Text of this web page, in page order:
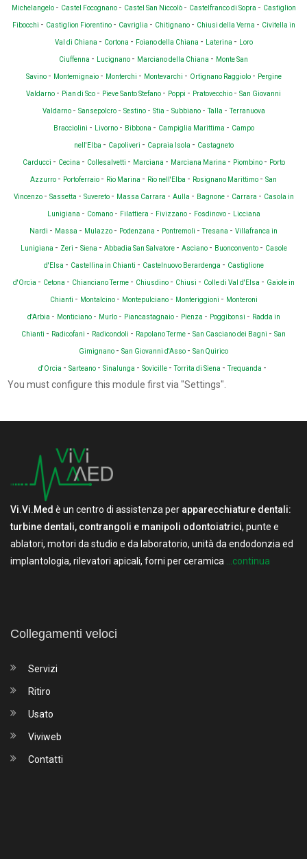
Michelangelo - Castel Focognano - Castel San Niccolò - Castelfranco di Sopra - Castiglion
Fibocchi - Castiglion Fiorentino - Cavriglia - Chitignano - Chiusi della Verna - Civitella in
Val di Chiana - Cortona - Foiano della Chiana - Laterina - Loro
Ciuffenna - Lucignano - Marciano della Chiana - Monte San
Savino - Montemignaio - Monterchi - Montevarchi - Ortignano Raggiolo - Pergine
Valdarno - Pian di Sco - Pieve Santo Stefano - Poppi - Pratovecchio - San Giovanni
Valdarno - Sansepolcro - Sestino - Stia - Subbiano -Talla -Terranuova
Bracciolini - Livorno - Bibbona - Campiglia Marittima - Campo
nell'Elba - Capoliveri - Capraia Isola - Castagneto
Carducci - Cecina - Collesalvetti - Marciana - Marciana Marina - Piombino - Porto
Azzurro - Portoferraio - Rio Marina - Rio nell'Elba - Rosignano Marittimo - San
Vincenzo - Sassetta - Suvereto - Massa Carrara - Aulla - Bagnone - Carrara - Casola in
Lunigiana - Comano - Filattiera - Fivizzano - Fosdinovo - Licciana
Nardi - Massa - Mulazzo - Podenzana - Pontremoli -Tresana - Villafranca in
Lunigiana - Zeri - Siena - Abbadia San Salvatore - Asciano - Buonconvento - Casole
d'Elsa - Castellina in Chianti - Castelnuovo Berardenga - Castiglione
d'Orcia - Cetona - Chianciano Terme - Chiusdino - Chiusi - Colle di Val d'Elsa - Gaiole in
Chianti - Montalcino - Montepulciano - Monteriggioni - Monteroni
d'Arbia - Monticiano - Murlo - Piancastagnaio - Pienza - Poggibonsi - Radda in
Chianti - Radicofani - Radicondoli - Rapolano Terme - San Casciano dei Bagni - San
Gimignano - San Giovanni d'Asso - San Quirico
d'Orcia - Sarteano - Sinalunga - Sovicille -Torrita di Siena -Trequanda -
You must configure this module first via "Settings".
Vi.Vi.Med è un centro di assistenza per apparecchiature dentali:
turbine dentali, contrangoli e manipoli odontoiatrici, punte e
ablatori, motori da studio e da laboratorio, unità da endodonzia ed
implantologia, rilevatori apicali, forni per ceramica
...continua
Collegamenti veloci
Servizi
Ritiro
Usato
Viviweb
Contatti